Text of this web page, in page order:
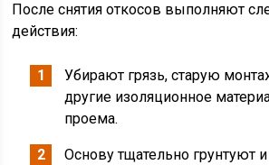
После снятия откосов выполняют
действия:
Убирают грязь, старую
другие изоляционное
проема.
Основу тщательно грунтуют